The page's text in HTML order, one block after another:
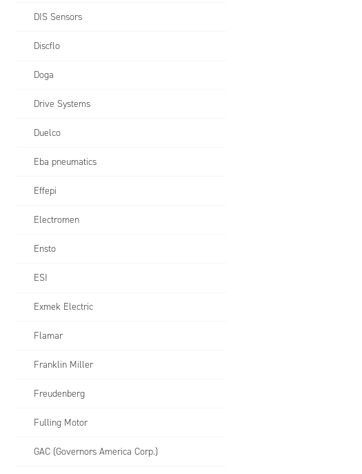
DIS Sensors
Discflo
Doga
Drive Systems
Duelco
Eba pneumatics
Effepi
Electromen
Ensto
ESI
Exmek Electric
Flamar
Franklin Miller
Freudenberg
Fulling Motor
GAC (Governors America Corp.)